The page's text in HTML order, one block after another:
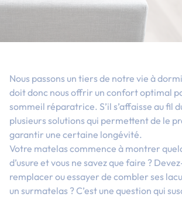
Nous passons un tiers de notre vie à
doit donc nous offrir un confort optimal
sommeil réparatrice. S’il s’affaisse au fil
plusieurs solutions qui permettent de le
garantir une certaine longévité.
Votre matelas commence à montrer
d’usure et vous ne savez que faire ?
remplacer ou essayer de combler ses
un surmatelas ? C’est une question qui